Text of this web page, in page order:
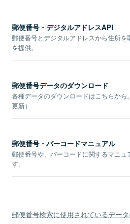
郵便番号・デジタルアドレスAPI
郵便番号とデジタルアドレスから住所を
を提供。
郵便番号データのダウンロード
各種データのダウンロードはこちらから
更新）
郵便番号・バーコードマニュアル
郵便番号や、バーコードに関するマニュ
す。
郵便番号検索に使用されているデー